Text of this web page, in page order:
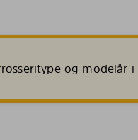
og modelår